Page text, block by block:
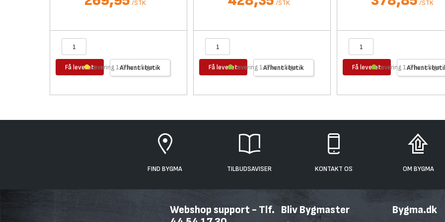
/STK
Få leveret Afhent i butik
Levering 1-2 hverdage
/STK
Få leveret Afhent i butik
Levering 1-2 hverdage
/STK
Få leveret Afhent i
Levering 1-2 hverdage
FIND BYGMA TILBUDSAVISER KONTAKT OS OM BYGMA
Webshop support - Tlf. Bliv Bygmaster Bygma.dk